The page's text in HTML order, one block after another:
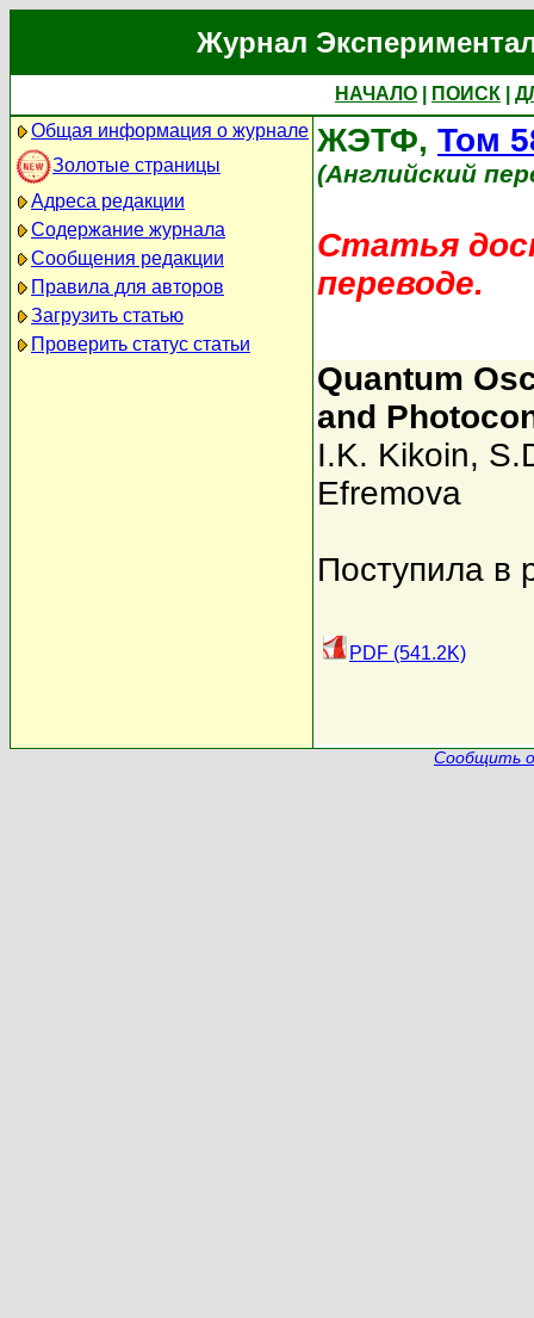
Журнал
НАЧАЛО ПОИСК
Общая информация о журнале
Золотые страницы
Адреса редакции
Содержание журнала
Сообщения редакции
Правила для авторов
Загрузить статью
Проверить статус статьи
ЖЭТФ, Том
(Английский
Статья
переводе.
Quantum
and
I.K. Kikoin,
Efremova
Поступила в
PDF (541.2K)
Сообщить о